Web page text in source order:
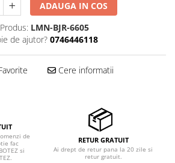
ADAUGA IN COS
LMN-BJR-6605
de ajutor? 0746446118
Cere informatii
de
fac
si
RETUR GRATUIT
Ai drept de retur pana la 20 zile si
retur gratuit.